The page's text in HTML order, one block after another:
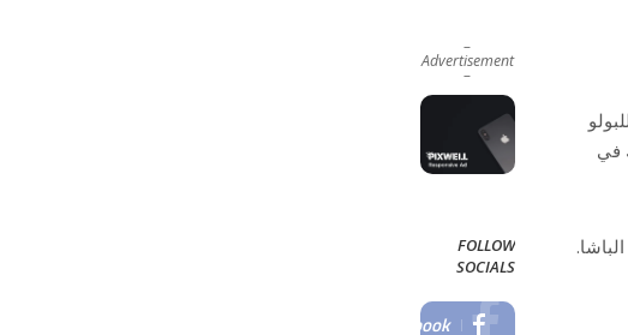
الذهبية 2024. وتشارك في
–
Advertisement
–
FOLLOW
SOCIALS
Facebook